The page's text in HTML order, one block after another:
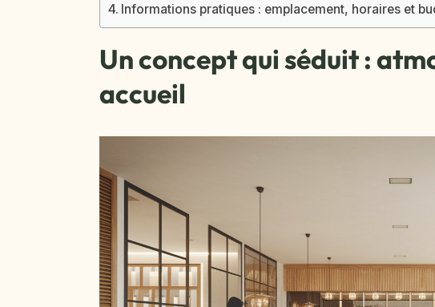
Informations pratiques : emplacement, horaires et
Un concept qui séduit :
accueil